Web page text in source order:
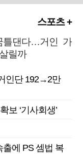
스포츠 +
틀댄다…거인 가
릴까
인단 192→2만
보 ‘기사회생’
에 PS 셈법 복